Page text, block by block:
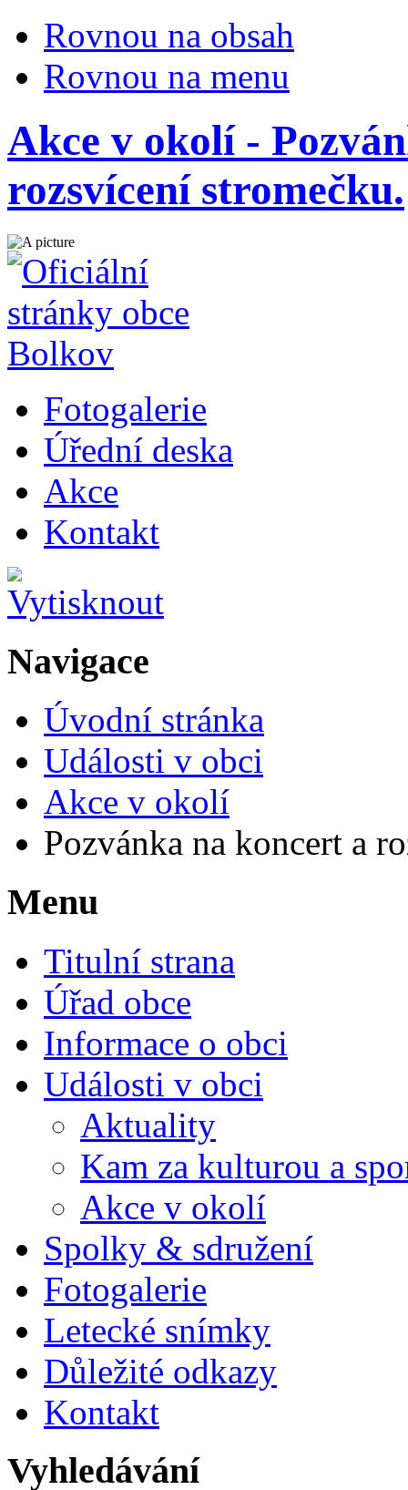
Rovnou na obsah
Rovnou na menu
Akce v okolí -
rozsvícení stromečku.
Fotogalerie
Úřední deska
Akce
Kontakt
Navigace
Úvodní stránka
Události v obci
Akce v okolí
Pozvánka na koncert a
Menu
Titulní strana
Úřad obce
Informace o obci
Události v obci
Aktuality
Kam za kulturou a
Akce v okolí
Spolky & sdružení
Fotogalerie
Letecké snímky
Důležité odkazy
Kontakt
Vyhledávání